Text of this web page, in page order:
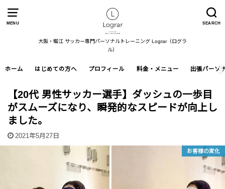
MENU SEARCH
大阪・堀江 サッカー専門パーソナルトレーニング Lograr（ログラ
ル）
ホーム はじめての方へ プロフィール 料金・メニュー 出張パーソ
【20代 男性サッカー選手】ダッシュの一歩目
がスムーズになり、瞬発的なスピードが向上し
ました。
2021年5月27日
お客様の変化